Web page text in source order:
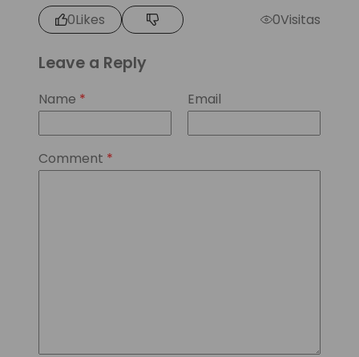
0Likes 0Visitas
Leave a Reply
Name * Email
Comment *